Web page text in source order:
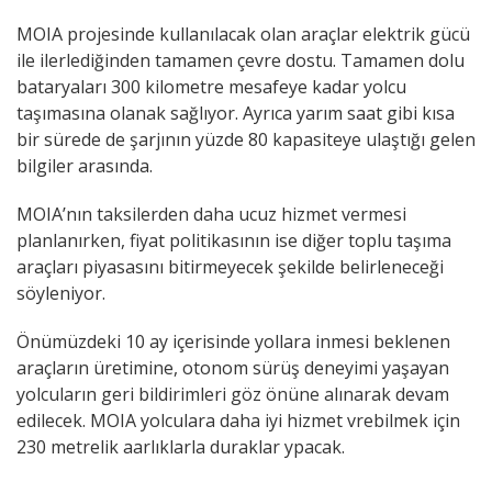
MOIA projesinde kullanılacak olan araçlar elektrik gücü
ile ilerlediğinden tamamen çevre dostu. Tamamen dolu
bataryaları 300 kilometre mesafeye kadar yolcu
taşımasına olanak sağlıyor. Ayrıca yarım saat gibi kısa
bir sürede de şarjının yüzde 80 kapasiteye ulaştığı gelen
bilgiler arasında.
MOIA’nın taksilerden daha ucuz hizmet vermesi
planlanırken, fiyat politikasının ise diğer toplu taşıma
araçları piyasasını bitirmeyecek şekilde belirleneceği
söyleniyor.
Önümüzdeki 10 ay içerisinde yollara inmesi beklenen
araçların üretimine, otonom sürüş deneyimi yaşayan
yolcuların geri bildirimleri göz önüne alınarak devam
edilecek. MOIA yolculara daha iyi hizmet vrebilmek için
230 metrelik aarlıklarla duraklar ypacak.